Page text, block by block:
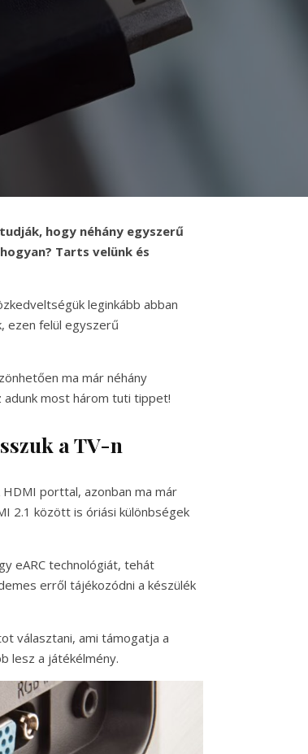
hogy néhány egyszerű
Tarts velünk és
leginkább abban
ezen felül egyszerű
ma már néhány
most három tuti tippet!
a TV-n
porttal, azonban ma már
2.1 között is óriási különbségek
eARC technológiát, tehát
erről tájékozódni a készülék
választani, ami támogatja a
lesz a játékélmény.